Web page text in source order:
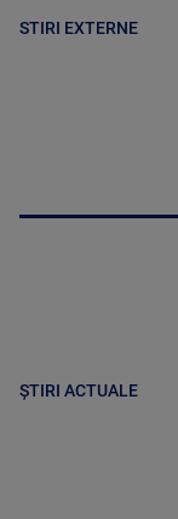
STIRI EXTERNE
ȘTIRI ACTUALE